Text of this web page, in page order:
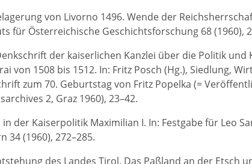
von Livorno 1496. Wende der
für Österreichische Geschichtsforschung 68 (1960),
der kaiserlichen Kanzlei über die Politik
von 1508 bis 1512. In: Fritz Posch (Hg.), Siedlung,
zum 70. Geburtstag von Fritz Popelka (=
2, Graz 1960), 23–42.
in der Kaiserpolitik Maximilian I. In: Festgabe für Leo
34 (1960), 272–285.
des Landes Tirol. Das Paßland an der Etsch